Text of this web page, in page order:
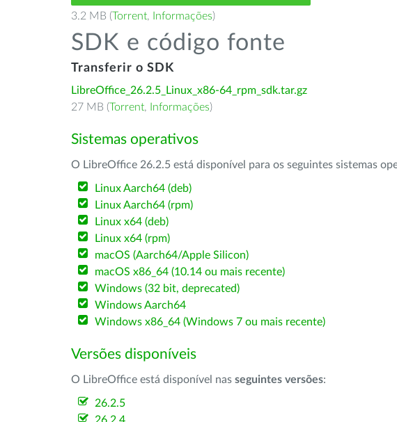
3.2 MB (Torrent, Informações)
SDK e código fonte
Transferir o SDK
LibreOffice_26.2.5_Linux_x86-64_rpm_sdk.tar.gz
27 MB (Torrent, Informações)
Sistemas operativos
O LibreOffice 26.2.5 está disponível para os seguintes sistemas
Linux Aarch64 (deb)
Linux Aarch64 (rpm)
Linux x64 (deb)
Linux x64 (rpm)
macOS (Aarch64/Apple Silicon)
macOS x86_64 (10.14 ou mais recente)
Windows (32 bit, deprecated)
Windows Aarch64
Windows x86_64 (Windows 7 ou mais recente)
Versões disponíveis
O LibreOffice está disponível nas seguintes versões:
26.2.5